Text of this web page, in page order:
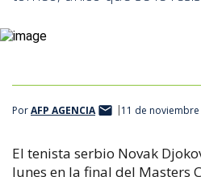
PorAFP AGENCIA 11 de noviembre
El tenista serbio Novak
lunes en la final del Masters